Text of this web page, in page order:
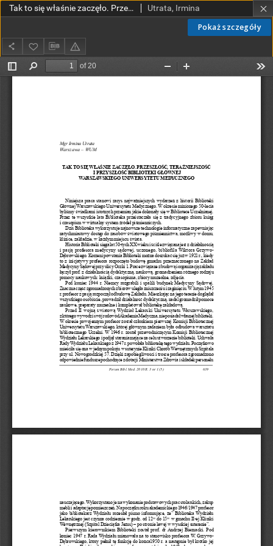
Pokaż szczegóły
Tak to się właśnie zaczęło. Przeszłość, teraźniejszość i przyszłość Biblioteki Głównej Warszawskiego Uniwersytetu Medycznego Utrata, Irmina